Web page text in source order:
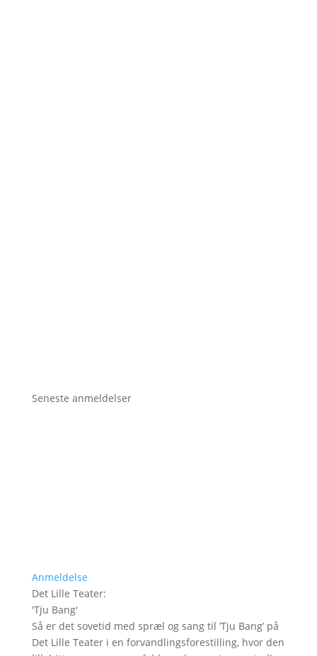
Seneste anmeldelser
Anmeldelse
Det Lille Teater:
'Tju Bang'
Så er det sovetid med spræl og sang til ’Tju Bang’ på
Det Lille Teater i en forvandlingsforestilling, hvor den